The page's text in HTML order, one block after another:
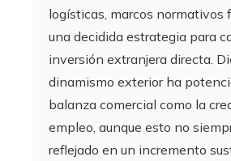
logísticas, marcos normativos
una decidida estrategia para
inversión extranjera directa.
dinamismo exterior ha
balanza comercial como la
empleo, aunque esto no
reflejado en un incremento